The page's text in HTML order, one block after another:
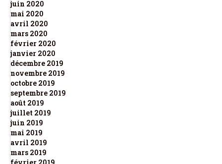
juin 2020
mai 2020
avril 2020
mars 2020
février 2020
janvier 2020
décembre 2019
novembre 2019
octobre 2019
septembre 2019
août 2019
juillet 2019
juin 2019
mai 2019
avril 2019
mars 2019